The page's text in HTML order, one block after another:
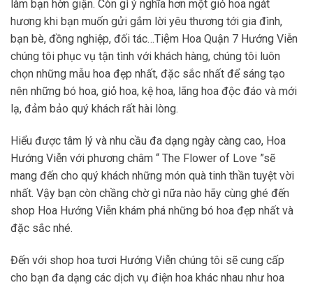
làm bạn hờn giận. Còn gì ý nghĩa hơn một giỏ hoa ngát
hương khi bạn muốn gửi gắm lời yêu thương tới gia đình,
bạn bè, đồng nghiệp, đối tác…Tiệm Hoa Quận 7 Hướng Viễn
chúng tôi phục vụ tận tình với khách hàng, chúng tôi luôn
chọn những mẫu hoa đẹp nhất, đặc sắc nhất để sáng tạo
nên những bó hoa, giỏ hoa, kệ hoa, lãng hoa độc đáo và mới
lạ, đảm bảo quý khách rất hài lòng.
Hiểu được tâm lý và nhu cầu đa dạng ngày càng cao, Hoa
Hướng Viễn với phương châm “ The Flower of Love ”sẽ
mang đến cho quý khách những món quà tinh thần tuyệt vời
nhất. Vậy bạn còn chầng chờ gì nữa nào hãy cùng ghé đến
shop Hoa Hướng Viễn khám phá những bó hoa đẹp nhất và
đặc sắc nhé.
Đến với shop hoa tươi Hướng Viễn chúng tôi sẽ cung cấp
cho bạn đa dạng các dịch vụ điện hoa khác nhau như hoa